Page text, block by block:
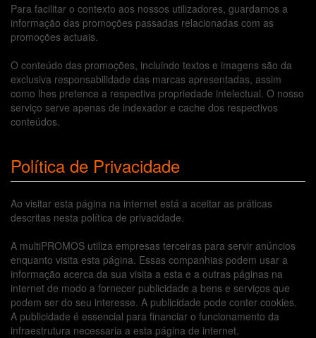
Para facilitar o contexto aos nossos utilizadores, guardamos a
informação das promoções passadas relacionadas com as
promoções actuais.
O conteúdo das promoções, incluindo textos e imagens são da
exclusiva responsabilidade das marcas apresentadas, assim
como lhes pretence a respectiva propriedade intelectual. O nosso
serviço serve apenas de indexador e cache dos respectivos
conteúdos.
Política de Privacidade
Ao visitar esta página na internet está a aceitar as práticas
descritas nesta política de privacidade.
A multiPROMOS utiliza empresas terceiras para servir anúncios
enquanto visita esta página. Essas companhias podem usar a
informação acerca da sua visita a esta e a outras páginas na
internet de modo a fornecer publicidade a bens e serviços que
podem ser do seu interesse. A publicidade pode conter cookies.
A publicidade é essencial para financiar o funcionamento da
infraestrutura necessaria a esta página de internet.